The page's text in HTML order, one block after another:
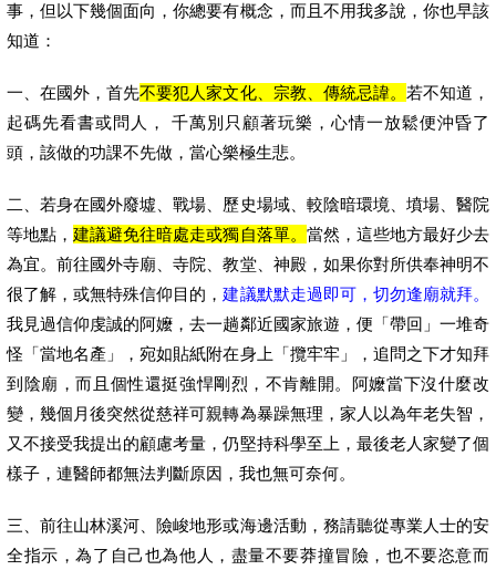
事，但以下幾個面向，你總要有概念，而且不用我多說，你也早該
知道：
一、在國外，首先不要犯人家文化、宗教、傳統忌諱。 若不知道，
起碼先看書或問人， 千萬別只顧著玩樂，心情一放鬆便沖昏了
頭，該做的功課不先做，當心樂極生悲。
二、若身在國外廢墟、戰場、歷史場域、較陰暗環境、墳場、醫院
等地點，建議避免往暗處走或獨自落單。 當然，這些地方最好少去
為宜。前往國外寺廟、寺院、教堂、神殿，如果你對所供奉神明不
很了解，或無特殊信仰目的，建議默默走過即可，切勿逢廟就拜。
我見過信仰虔誠的阿嬤，去一趟鄰近國家旅遊，便「帶回」一堆奇
怪「當地名產」，宛如貼紙附在身上「攬牢牢」，追問之下才知拜
到陰廟，而且個性還挺強悍剛烈，不肯離開。阿嬤當下沒什麼改
變，幾個月後突然從慈祥可親轉為暴躁無理，家人以為年老失智，
又不接受我提出的顧慮考量，仍堅持科學至上，最後老人家變了個
樣子，連醫師都無法判斷原因，我也無可奈何。
三、前往山林溪河、險峻地形或海邊活動，務請聽從專業人士的安
全指示，為了自己也為他人，盡量不要莽撞冒險，也不要恣意而